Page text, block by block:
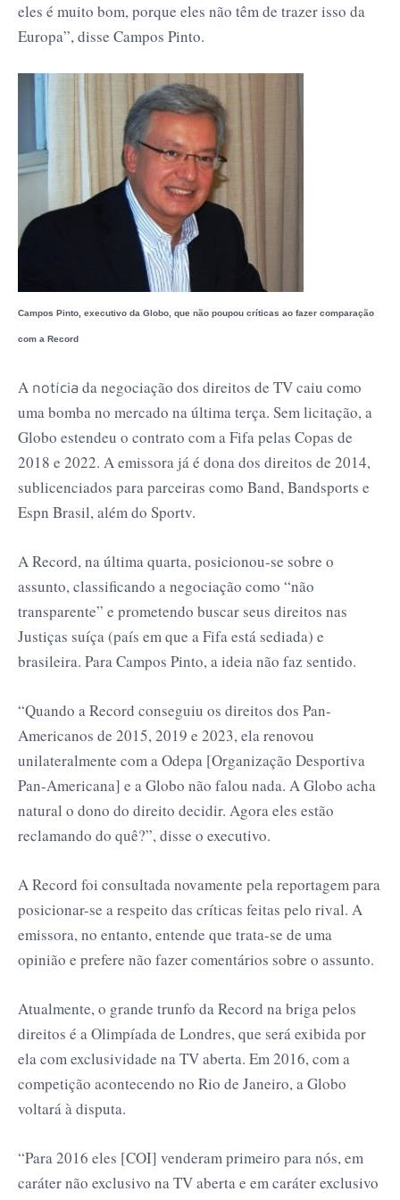
eles é muito bom, porque eles não têm de trazer isso da
Europa”, disse Campos Pinto.
Campos Pinto, executivo da Globo, que não poupou críticas ao fazer comparação
com a Record
A notícia da negociação dos direitos de TV caiu como
uma bomba no mercado na última terça. Sem licitação, a
Globo estendeu o contrato com a Fifa pelas Copas de
2018 e 2022. A emissora já é dona dos direitos de 2014,
sublicenciados para parceiras como Band, Bandsports e
Espn Brasil, além do Sportv.
A Record, na última quarta, posicionou-se sobre o
assunto, classificando a negociação como “não
transparente” e prometendo buscar seus direitos nas
Justiças suíça (país em que a Fifa está sediada) e
brasileira. Para Campos Pinto, a ideia não faz sentido.
“Quando a Record conseguiu os direitos dos Pan-
Americanos de 2015, 2019 e 2023, ela renovou
unilateralmente com a Odepa [Organização Desportiva
Pan-Americana] e a Globo não falou nada. A Globo acha
natural o dono do direito decidir. Agora eles estão
reclamando do quê?”, disse o executivo.
A Record foi consultada novamente pela reportagem para
posicionar-se a respeito das críticas feitas pelo rival. A
emissora, no entanto, entende que trata-se de uma
opinião e prefere não fazer comentários sobre o assunto.
Atualmente, o grande trunfo da Record na briga pelos
direitos é a Olimpíada de Londres, que será exibida por
ela com exclusividade na TV aberta. Em 2016, com a
competição acontecendo no Rio de Janeiro, a Globo
voltará à disputa.
“Para 2016 eles [COI] venderam primeiro para nós, em
caráter não exclusivo na TV aberta e em caráter exclusivo